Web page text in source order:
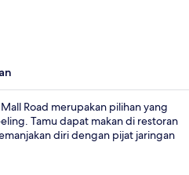
Road merupakan pilihan yang
Tamu dapat makan di restoran
diri dengan pijat jaringan